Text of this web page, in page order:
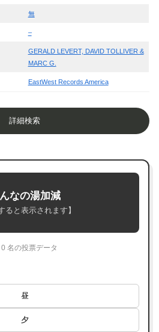
無
–
GERALD LEVERT, DAVID TOLLIVER &
MARC G.
EastWest Records America
詳細検索
なの湯加減
ると表示されます】
名の投票データ
昼
夕